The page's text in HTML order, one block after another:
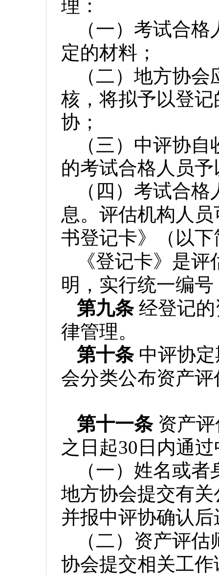
理：
（一）考试合
定的材料；
（二）地方协会
核，将拟予以登
协；
（三）中评协
的考试合格人员
（四）考试合
息。评估机构人
书登记卡》（以
《登记卡》是
明，实行统一编
第九条 经登记
律管理。
第十条 中评协
会分类公布资产
第十一条 资产
之日起30日内通
（一）姓名或
地方协会提交有
并报中评协确认
（二）资产评
协会提交相关工